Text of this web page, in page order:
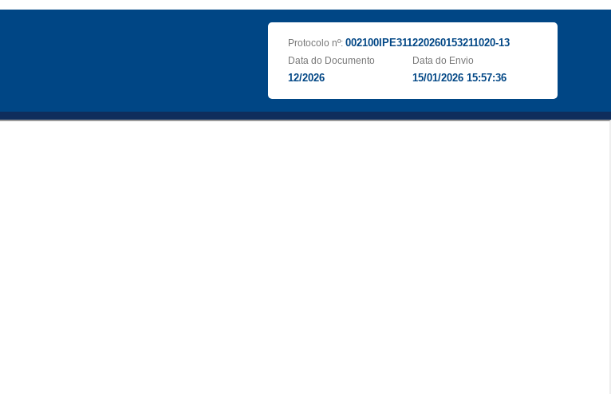
Protocolo nº: 002100IPE311220260153211020-13
Data do Documento
12/2026
Data do Envio
15/01/2026 15:57:36